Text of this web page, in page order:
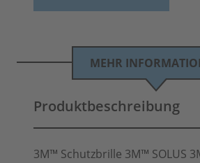
MEHR
Produktbeschreibung
3M™ Schutzbrille 3M™ SOLUS